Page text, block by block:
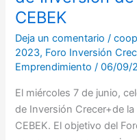
CEBEK
Deja un comentario /
2023, Foro Inversión
Emprendimiento/06/09/
El miércoles 7 de junio,
de Inversión Crecer+de
CEBEK. El objetivo del
con
CEBEK